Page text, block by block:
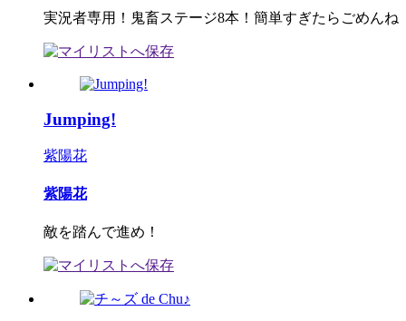
実況者専用！鬼畜ステージ8本！簡単すぎたらごめんね
Jumping!
紫陽花
紫陽花
敵を踏んで進め！